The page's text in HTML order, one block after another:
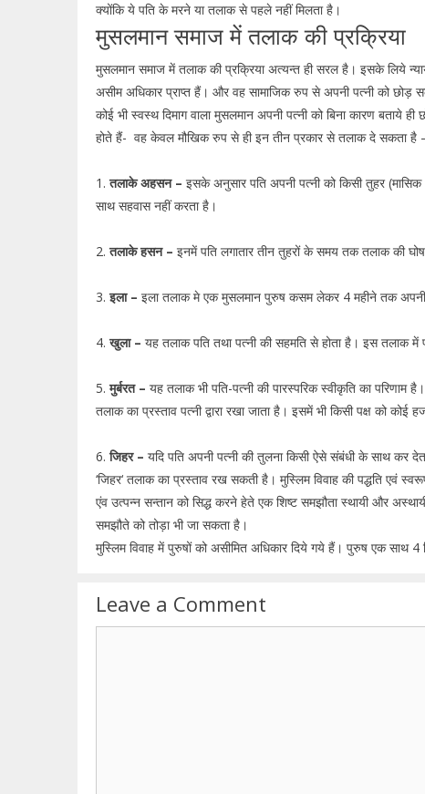
क्योंकि ये पति के मरने या तलाक से पहले नहीं मिलता है।
मुसलमान समाज में तलाक की प्रक्रिया
मुसलमान समाज में तलाक की प्रक्रिया अत्यन्त ही सरल है। इसके लिये
असीम अधिकार प्राप्त हैं। और वह सामाजिक रुप से अपनी पत्नी को छोड़
कोई भी स्वस्थ दिमाग वाला मुसलमान अपनी पत्नी को बिना कारण बताये
होते हैं- वह केवल मौखिक रुप से ही इन तीन प्रकार से तलाक दे सकता है
1.तलाके अहसन – इसके अनुसार पति अपनी पत्नी को किसी तुहर
साथ सहवास नहीं करता है।
2.तलाके हसन – इनमें पति लगातार तीन तुहरों के समय तक तलाक की
3.इला – इला तलाक मे एक मुसलमान पुरुष कसम लेकर 4 महीने तक
4.खुला – यह तलाक पति तथा पत्नी की सहमति से होता है। इस तलाक में
5.मुर्बरत – यह तलाक भी पति-पत्नी की पारस्परिक स्वीकृति का परिणाम
तलाक का प्रस्ताव पत्नी द्वारा रखा जाता है। इसमें भी किसी पक्ष को कोई
6.जिहर – यदि पति अपनी पत्नी की तुलना किसी ऐसे संबंधी के साथ कर
‘जिहर‘ तलाक का प्रस्ताव रख सकती है। मुस्लिम विवाह की पद्धति एवं
एंव उत्पन्न सन्तान को सिद्ध करने हेते एक शिष्ट समझौता स्थायी और
समझौते को तोड़ा भी जा सकता है।
मुस्लिम विवाह में पुरुषों को असीमित अधिकार दिये गये हैं। पुरुष एक साथ 4
Leave a Comment